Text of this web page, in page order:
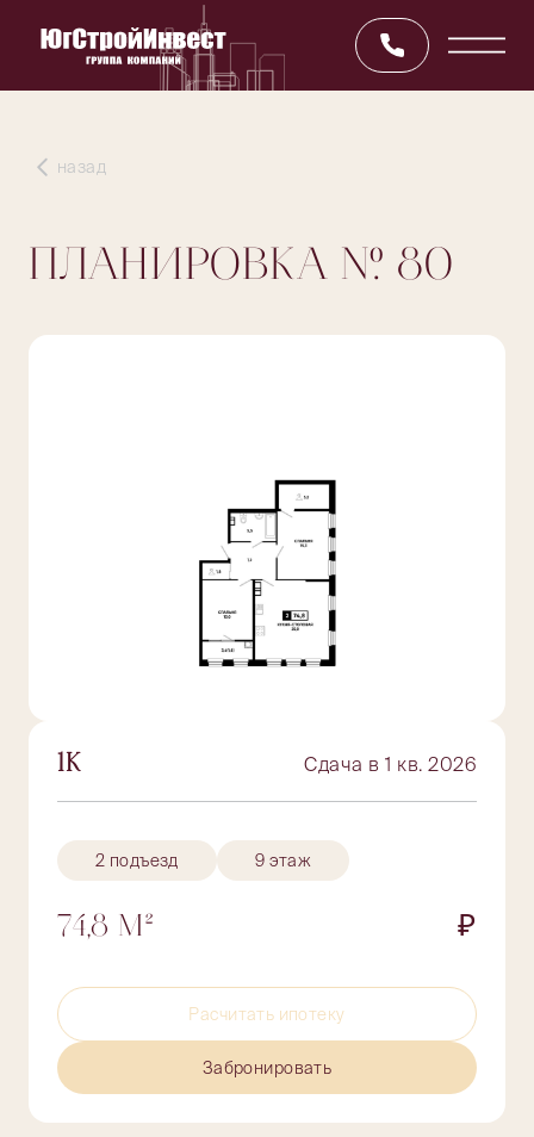
назад
ПЛАНИРОВКА № 80
1К Сдача в 1 кв. 2026
2 подъезд 9 этаж
74,8 М² ₽
Расчитать ипотеку
Забронировать